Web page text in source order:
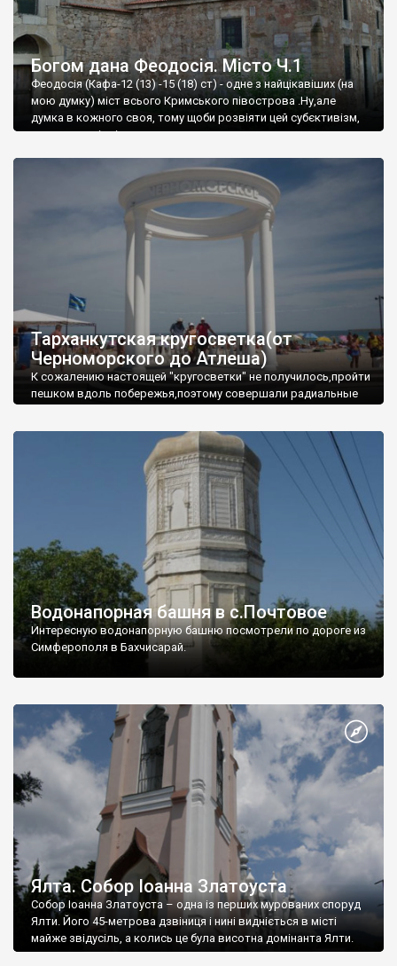
Богом дана Феодосія. Місто Ч.1
Феодосія (Кафа-12 (13) -15 (18) ст) - одне з найцікавіших (на
мою думку) міст всього Кримського півострова .Ну,але
думка в кожного своя, тому щоби розвіяти цей субєктивізм,
запрошую відвідати це
Тарханкутская кругосветка(от
Черноморского до Атлеша)
К сожалению настоящей "кругосветки" не получилось,пройти
пешком вдоль побережья,поэтому совершали радиальные
Водонапорная башня в с.Почтовое
Интересную водонапорную башню посмотрели по дороге из
Симферополя в Бахчисарай.
Ялта. Собор Іоанна Златоуста
Собор Іоанна Златоуста – одна із перших мурованих споруд
Ялти. Його 45-метрова дзвіниця і нині видніється в місті
майже звідусіль, а колись це була висотна домінанта Ялти.